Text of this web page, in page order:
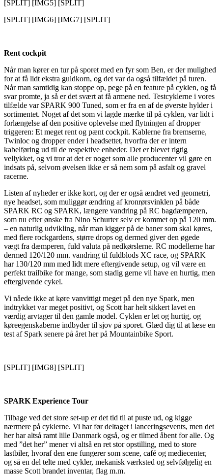
[SPLIT] [IMG5] [SPLIT]
[SPLIT] [IMG6] [IMG7] [SPLIT]
Rent cockpit
Når man kører en tur på sporet med en fyr som Ben, er der mulighed
for at få lidt ekstra guldkorn, og det var da også tilfældet på turen.
Når man samtidig kan stoppe op, pege på en feature på cyklen, og få
svar promte, ja så er det svært at få armene ned. Testcyklerne i vores
tilfælde var SPARK 900 Tuned, som er fra en af de øverste hylder i
sortimentet. Noget af det som vi lagde mærke til på cyklen, var lidt i
forlængelse af den positive oplevelse med flytningen af dropper
triggeren: Et meget rent og pænt cockpit. Kablerne fra bremserne,
Twinloc og dropper ender i headsettet, hvorfra der er intern
kabelføring ud til de respektive enheder. Det er blevet rigtig
vellykket, og vi tror at det er noget som alle producenter vil gøre en
indsats på, selvom øvelsen ikke er så nem som på asfalt og gravel
racerne.
Listen af nyheder er ikke kort, og der er også ændret ved geometri,
nye headset, som muliggør ændring af kronrørsvinklen på både
SPARK RC og SPARK, længere vandring på RC bagdæmperen,
som nu efter ønske fra Nino Schurter selv er kommet op på 120 mm.
– en naturlig udvikling, når man kigger på de baner som skal køres,
med flere rockgardens, større drops og dermed giver den øgede
vægt fra dæmperen, fuld valuta på nedkørslerne. RC modellerne har
dermed 120/120 mm. vandring til fuldblods XC race, og SPARK
har 130/120 mm med lidt mere eftergivende setup, og vil være en
perfekt trailbike for mange, som stadig gerne vil have en hurtig, men
eftergivende cykel.
Vi nåede ikke at køre vanvittigt meget på den nye Spark, men
indtrykket var meget positivt, og Scott har helt sikkert lavet en
værdig arvtager til den gamle model. Cyklen er let og hurtig, og
køreegenskaberne indbyder til sjov på sporet. Glæd dig til at læse en
test af Spark senere på året her på Mountainbike Sport.
[SPLIT] [IMG8] [SPLIT]
SPARK Experience Tour
Tilbage ved det store set-up er det tid til at puste ud, og kigge
nærmere på cyklerne. Vi har før deltaget i lanceringsevents, men det
her har altså ramt lille Danmark også, og er tilmed åbent for alle. Og
med ”det her” mener vi altså en ret stor opstilling, med to store
lastbiler, hvoraf den ene fungerer som scene, café og mediecenter,
og så en del telte med cykler, mekanisk værksted og selvfølgelig en
masse Scott brandet inventar, flag m.m.